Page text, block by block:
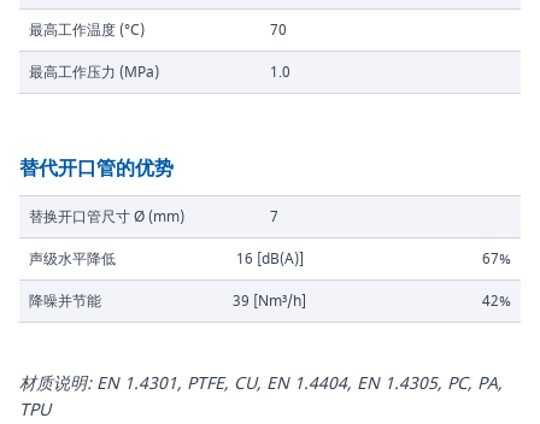
最高工作温度 (°C)
70
最高工作压力 (MPa)
1.0
替代开口管的优势
替换开口管尺寸 Ø (mm)
7
声级水平降低
16 [dB(A)]
67%
降噪并节能
39 [Nm³/h] 42%
材质说明: EN 1.4301, PTFE, CU, EN 1.4404, EN 1.4305, PC, PA,
TPU